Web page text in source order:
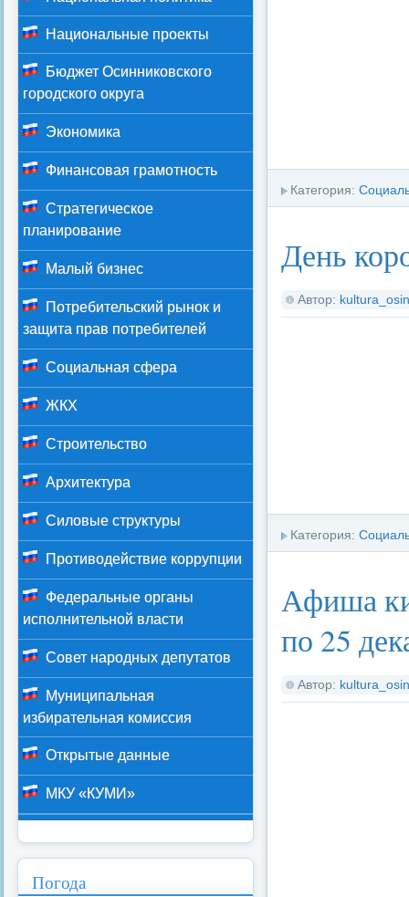
Категория:
День
Автор:
Категория:
Афиша
по 25
Автор:
Национальные проекты
Бюджет Осинниковского
городского округа
Экономика
Финансовая грамотность
Стратегическое
планирование
Малый бизнес
Потребительский рынок и
защита прав потребителей
Социальная сфера
ЖКХ
Строительство
Архитектура
Силовые структуры
Противодействие коррупции
Федеральные органы
исполнительной власти
Совет народных депутатов
Муниципальная
избирательная комиссия
Открытые данные
МКУ «КУМИ»
Погода